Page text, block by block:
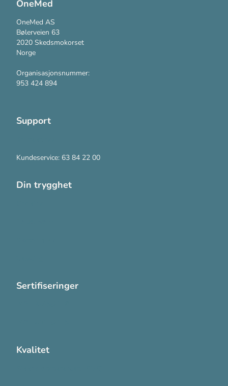
OneMed
OneMed AS
Bølerveien 63
2020 Skedsmokorset
Norge
Organisasjonsnummer:
953 424 894
Support
Kundeservice: 63 84 22 00
Din trygghet
Sertifiseringer
Kvalitet